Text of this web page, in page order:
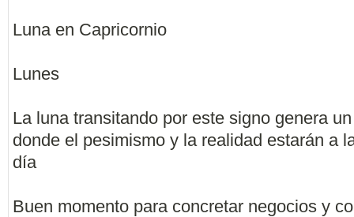
Luna en Capricornio
Lunes
La luna transitando por este signo genera
donde el pesimismo y la realidad estarán a
día
Buen momento para concretar negocios y